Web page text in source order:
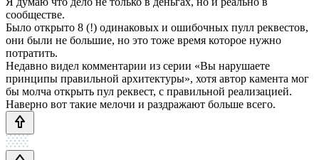
сообществе.
Было открыто 8 (!) одинаковых и ошибочных пулл реквестов,
они были не большие, но это тоже время которое нужно
потратить.
Недавно видел комментарии из серии «Вы нарушаете
принципы правильной архитектуры», хотя автор камента мог
бы молча открыть пул реквест, с правильной реализацией.
Наверно вот такие мелочи и раздражают больше всего.